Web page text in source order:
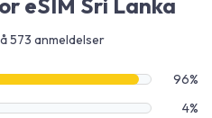
eSIM Sri Lanka
573 anmeldelser
96%
4%